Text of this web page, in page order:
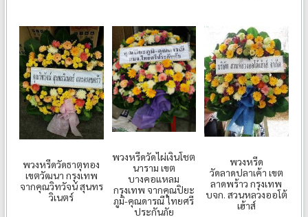
พวงหรีดวัดธาตุทอง
เขตวัฒนา กรุงเทพ
จากคุณวิทวัจน์ สุนทร
วิเนตร์
พวงหรีดวัดไผ่เงินโชต
นาราม เขต
บางคอแหลม
กรุงเทพ จากคุณปิยะ
ภูมิ-คุณดารณี ไทยศรี
ประกันภัย
พวงหรีด
วัดลาดปลาเค้า เขต
ลาดพร้าว กรุงเทพ
บจก. สวนหลวงออโต้
เฮ้าส์